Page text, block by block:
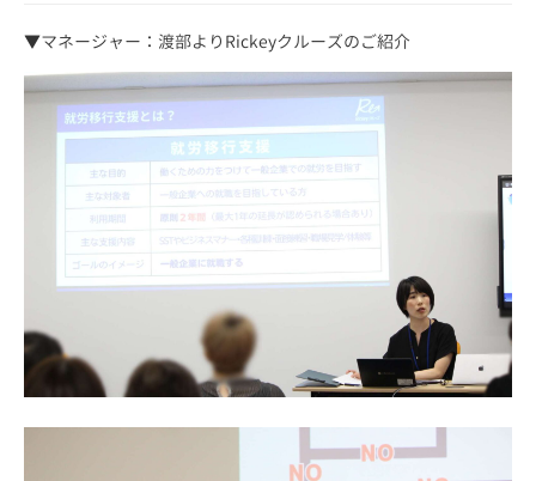
▼マネージャー：渡部よりRickeyクルーズのご紹介